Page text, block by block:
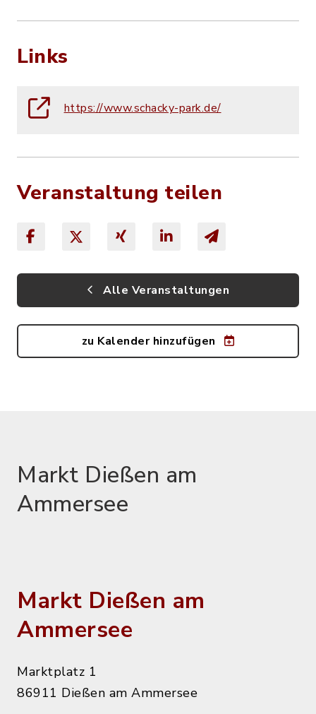
Links
https://www.schacky-park.de/
Veranstaltung teilen
Alle Veranstaltungen
zu Kalender hinzufügen
Markt Dießen am
Ammersee
Markt Dießen am
Ammersee
Marktplatz 1
86911 Dießen am Ammersee